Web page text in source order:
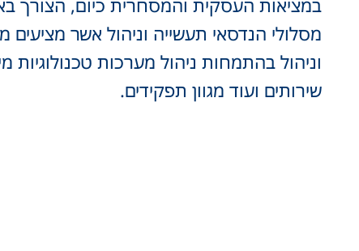
במציאות העסקית והמסחרית כיום, הצורך
מסלולי הנדסאי תעשייה וניהול אשר מציעים
וניהול בהתמחות ניהול מערכות
שירותים ועוד מגוון תפקידים.